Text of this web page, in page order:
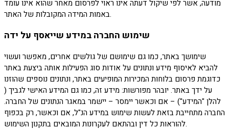
מודעה, אשר לפי שיקול דעתה אינו ראוי לפרסום מאחר שהוא אינו עומד
באמות המידה המקובלות של האתר.
שימוש החברה במידע שייאסף על ידה
שימושך באתר, כמו גם שימושם של גולשים אחרים, מאפשר ועשוי
להביא לאיסוף מידע ונתונים על אודות סוג הפעילות אותה ביצעת באתר
כדוגמת פרסום בלוחות המכירות המופיעים באתר, ונתונים נוספים שהוזנו
על ידך באתר. יובהר מפורשות: מידע זה, כמו גם המידע האישי לגביך (
להלן "המידע") – אם וכאשר יימסר – יישמר במאגר הנתונים של החברה.
החברה מתחייבת בזאת לעשות שימוש במידע הנ"ל, אם וכאשר, רק בכפוף
להוראות כל דין ובהתאם לעקרונות המובאים בתקנון השימוש.